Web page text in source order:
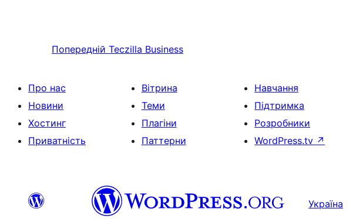
Попередній Teczilla Business
Про нас
Новини
Хостинг
Приватність
Вітрина
Теми
Плагіни
Паттерни
Навчання
Підтримка
Розробники
WordPress.tv ↗
Україна